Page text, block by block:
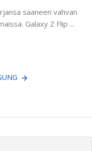
saaneen vahvan
Galaxy Z Flip ...